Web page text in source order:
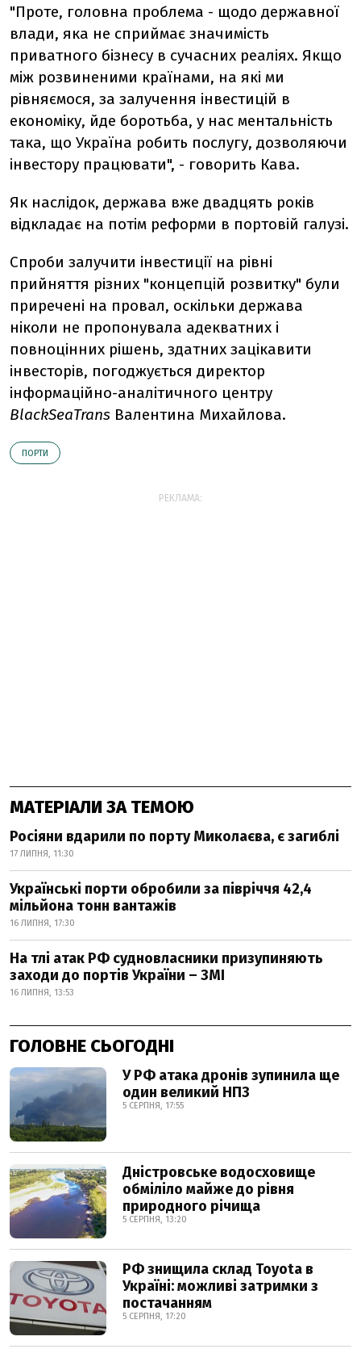
"Проте, головна проблема - щодо державної
влади, яка не сприймає значимість
приватного бізнесу в сучасних реаліях. Якщо
між розвиненими країнами, на які ми
рівняємося, за залучення інвестицій в
економіку, йде боротьба, у нас ментальність
така, що Україна робить послугу, дозволяючи
інвестору працювати", - говорить Кава.
Як наслідок, держава вже двадцять років
відкладає на потім реформи в портовій галузі.
Спроби залучити інвестиції на рівні
прийняття різних "концепцій розвитку" були
приречені на провал, оскільки держава
ніколи не пропонувала адекватних і
повноцінних рішень, здатних зацікавити
інвесторів, погоджується директор
інформаційно-аналітичного центру
BlackSeaTrans Валентина Михайлова.
ПОРТИ
РЕКЛАМА:
МАТЕРІАЛИ ЗА ТЕМОЮ
Росіяни вдарили по порту Миколаєва, є загиблі
17 ЛИПНЯ, 11:30
Українські порти обробили за півріччя 42,4
мільйона тонн вантажів
16 ЛИПНЯ, 17:30
На тлі атак РФ судновласники призупиняють
заходи до портів України – ЗМІ
16 ЛИПНЯ, 13:53
ГОЛОВНЕ СЬОГОДНІ
У РФ атака дронів зупинила ще
один великий НПЗ
5 СЕРПНЯ, 17:55
Дністровське водосховище
обміліло майже до рівня
природного річища
5 СЕРПНЯ, 13:20
РФ знищила склад Toyota в
Україні: можливі затримки з
постачанням
5 СЕРПНЯ, 17:20